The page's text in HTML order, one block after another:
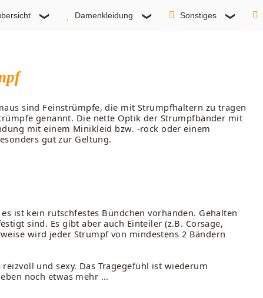
Damenkleidung Sonstiges
sind Feinstrümpfe, die mit Strumpfhaltern zu tragen
genannt. Die nette Optik der Strumpfbänder mit
mit einem Minikleid bzw. -rock oder einem
gut zur Geltung.
ist kein rutschfestes Bündchen vorhanden. Gehalten
sind. Es gibt aber auch Einteiler (z.B. Corsage,
wird jeder Strumpf von mindestens 2 Bändern
und sexy. Das Tragegefühl ist wiederum
noch etwas mehr ...